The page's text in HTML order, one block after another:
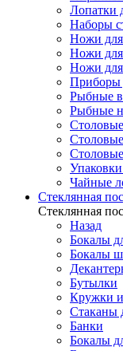
Лопатки
Наборы
Ножи для
Ножи для
Ножи
Приборы
Рыбные
Рыбные
Чайные
Стеклянная
Стеклянная
Назад
Бокалы
Бокалы
Бутылки
Кружки
Стаканы
Банки
Бокалы